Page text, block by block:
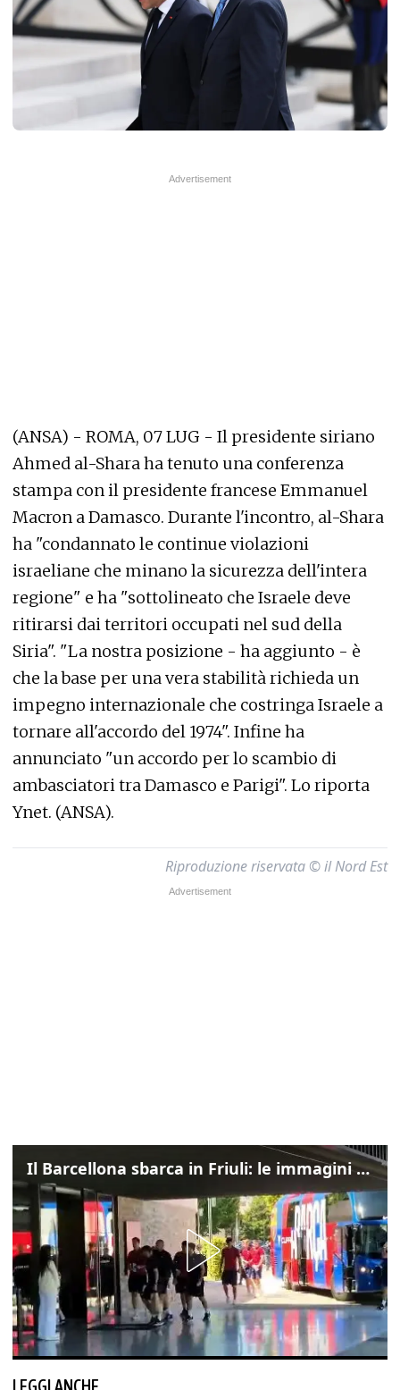
(ANSA) - ROMA, 07 LUG - Il presidente siriano
Ahmed al-Shara ha tenuto una conferenza
stampa con il presidente francese Emmanuel
Macron a Damasco. Durante l'incontro, al-Shara
ha "condannato le continue violazioni
israeliane che minano la sicurezza dell'intera
regione" e ha "sottolineato che Israele deve
ritirarsi dai territori occupati nel sud della
Siria". "La nostra posizione - ha aggiunto - è
che la base per una vera stabilità richieda un
impegno internazionale che costringa Israele a
tornare all'accordo del 1974". Infine ha
annunciato "un accordo per lo scambio di
ambasciatori tra Damasco e Parigi". Lo riporta
Ynet. (ANSA).
Riproduzione riservata © il Nord Est
Il Barcellona sbarca in Friuli: le immagini dell'arrivo in albergo